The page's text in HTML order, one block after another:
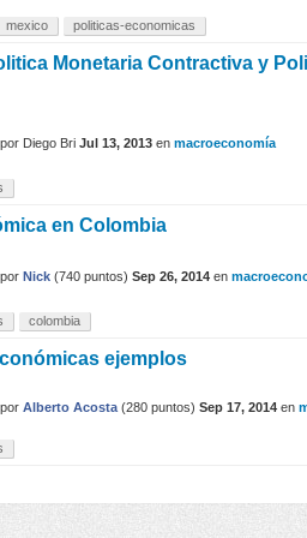
mexico politicas-economicas
Monetaria Contractiva y
por Diego Bri Jul 13, 2013 en macroeconomía
en Colombia
por Nick (740 puntos) Sep 26, 2014 en
colombia
ejemplos
por Alberto Acosta (280 puntos) Sep 17, 2014 en